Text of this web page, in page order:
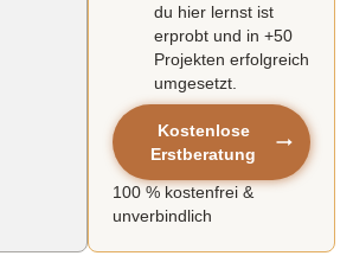
du hier lernst ist
erprobt und in +50
Projekten erfolgreich
umgesetzt.
Kostenlose
Erstberatung
100 %kostenfrei&
unverbindlich